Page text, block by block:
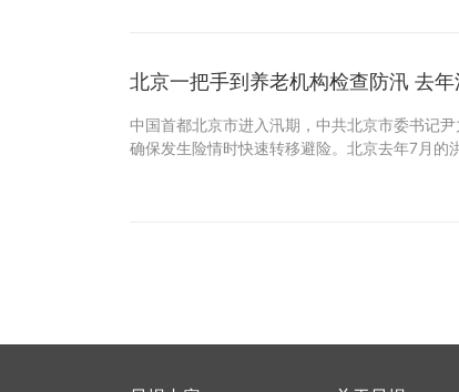
北京一把手到养老机构检查防汛 去
中国首都北京市进入汛期，中共北京市委书记
确保发生险情时快速转移避险。北京去年7月的